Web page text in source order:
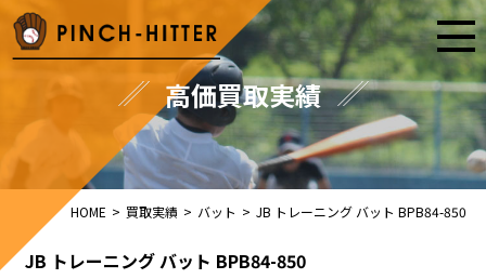
高価買取実績
HOME > 買取実績 > バット > JB トレーニング バット BPB84-850
JB トレーニング バット BPB84-850